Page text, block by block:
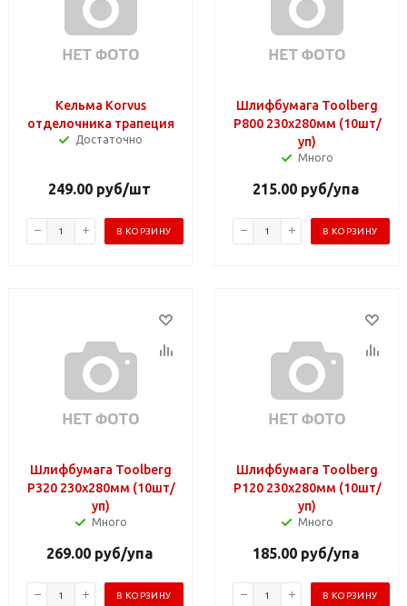
Кельма Korvus
отделочника трапеция
Достаточно
249.00руб/шт
В КОРЗИНУ
Шлифбумага Toolberg
Р800 230х280мм (10шт/
уп)
Много
215.00руб/упа
В КОРЗИНУ
Шлифбумага Toolberg
Р320 230х280мм (10шт/
уп)
Много
269.00руб/упа
В КОРЗИНУ
Шлифбумага Toolberg
Р120 230х280мм (10шт/
уп)
Много
185.00руб/упа
В КОРЗИНУ